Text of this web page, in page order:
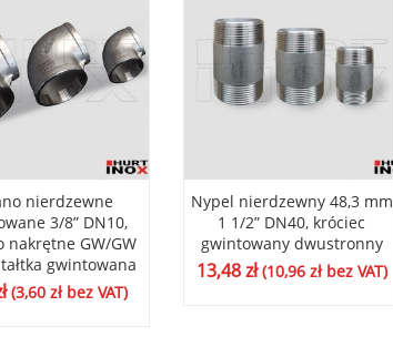
nierdzewne
3/8” DN10,
nakrętne GW/GW
gwintowana
(3,60 złbez VAT)
Nypel nierdzewny 48,3 mm
1 1/2” DN40, króciec
gwintowany dwustronny
13,48zł (10,96 złbez VAT)